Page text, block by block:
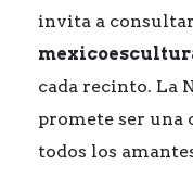
invita a
cada recinto. La
promete ser una
todos los